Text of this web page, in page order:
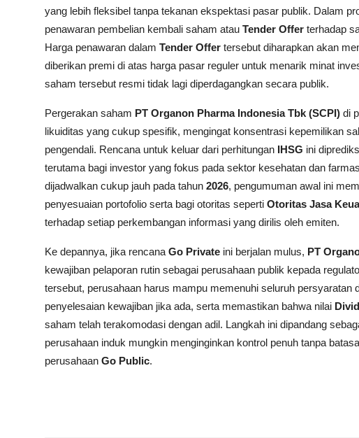
yang lebih fleksibel tanpa tekanan ekspektasi pasar publik. Dalam
penawaran pembelian kembali saham atau Tender Offer terhadap
Harga penawaran dalam Tender Offer tersebut diharapkan akan
diberikan premi di atas harga pasar reguler untuk menarik minat
saham tersebut resmi tidak lagi diperdagangkan secara publik.
Pergerakan saham PT Organon Pharma Indonesia Tbk (SCPI) di
likuiditas yang cukup spesifik, mengingat konsentrasi kepemilikan
pengendali. Rencana untuk keluar dari perhitungan IHSG ini
terutama bagi investor yang fokus pada sektor kesehatan dan
dijadwalkan cukup jauh pada tahun 2026, pengumuman awal ini
penyesuaian portofolio serta bagi otoritas seperti Otoritas Jasa
terhadap setiap perkembangan informasi yang dirilis oleh emiten.
Ke depannya, jika rencana Go Private ini berjalan mulus, PT
kewajiban pelaporan rutin sebagai perusahaan publik kepada
tersebut, perusahaan harus mampu memenuhi seluruh persyaratan
penyelesaian kewajiban jika ada, serta memastikan bahwa nilai
saham telah terakomodasi dengan adil. Langkah ini dipandang
perusahaan induk mungkin menginginkan kontrol penuh tanpa
perusahaan Go Public.